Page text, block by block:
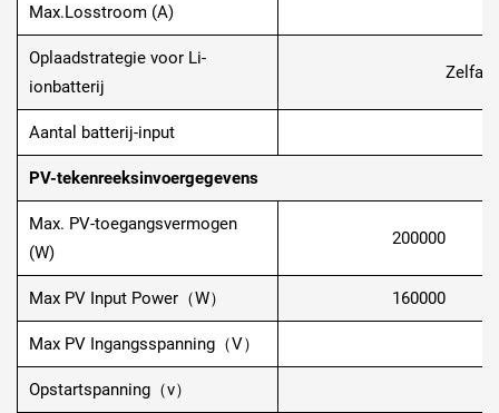
Max.Losstroom (A)
Oplaadstrategie voor Li-
ionbatterij
Aantal batterij-input
PV-tekenreeksinvoergegevens
Max. PV-toegangsvermogen
(W)
200000
Max PV Input Power（W） 160000
Max PV Ingangsspanning（V）
Opstartspanning（v）